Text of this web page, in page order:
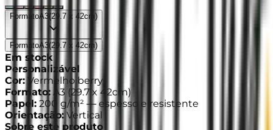
FormatoA3(29.7 x 42cm)
FormatoA3 (29.7 x 42cm)
Em stock
Personalizável
Cor: Vermelho berry
Formato: A3 (29.7 x 42cm)
Papel: 200 g/m² — espesso e resistente
Orientação: Vertical
Sobre este produto